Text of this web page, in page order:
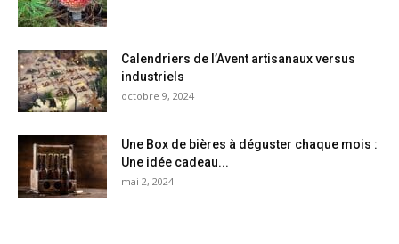
Calendriers de l’Avent artisanaux versus
industriels
octobre 9, 2024
Une Box de bières à déguster chaque mois :
Une idée cadeau...
mai 2, 2024